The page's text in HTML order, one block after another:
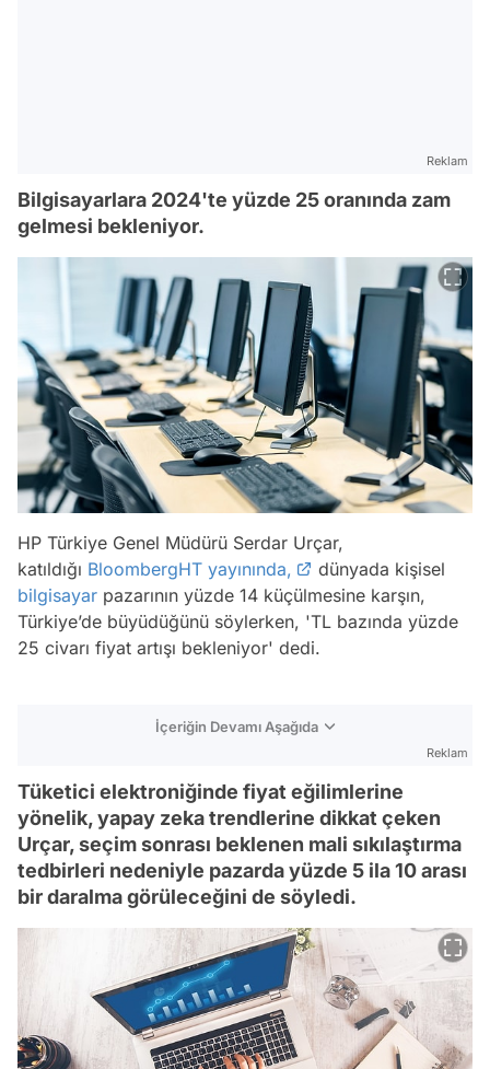
Reklam
Bilgisayarlara 2024'te yüzde 25 oranında zam
gelmesi bekleniyor.
HP Türkiye Genel Müdürü Serdar Urçar,
katıldığı BloombergHT yayınında,
dünyada kişisel
bilgisayar pazarının yüzde 14 küçülmesine karşın,
Türkiye’de büyüdüğünü söylerken, 'TL bazında yüzde
25 civarı fiyat artışı bekleniyor' dedi.
İçeriğin Devamı Aşağıda
Reklam
Tüketici elektroniğinde fiyat eğilimlerine
yönelik, yapay zeka trendlerine dikkat çeken
Urçar, seçim sonrası beklenen mali sıkılaştırma
tedbirleri nedeniyle pazarda yüzde 5 ila 10 arası
bir daralma görüleceğini de söyledi.